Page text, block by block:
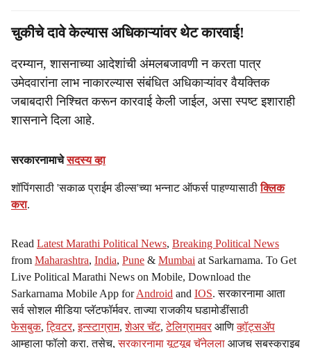
चुकीचे दावे केल्यास अधिकाऱ्यांवर थेट कारवाई!
दरम्यान, शासनाच्या आदेशांची अंमलबजावणी न करता पात्र
उमेदवारांना लाभ नाकारल्यास संबंधित अधिकाऱ्यांवर वैयक्तिक
जबाबदारी निश्चित करून कारवाई केली जाईल, असा स्पष्ट इशाराही
शासनाने दिला आहे.
सरकारनामाचेसदस्य व्हा
शॉपिंगसाठी 'सकाळ प्राईम डील्स'च्या भन्नाट ऑफर्स पाहण्यासाठीक्लिक
करा.
Read Latest Marathi Political News, Breaking Political News
from Maharashtra, India, Pune & Mumbai at Sarkarnama. To Get
Live Political Marathi News on Mobile, Download the
Sarkarnama Mobile App forAndroid and IOS. सरकारनामा आता
सर्व सोशल मीडिया प्लॅटफॉर्मवर. ताज्या राजकीय घडामोडींसाठी
फेसबुक,ट्विटर,इन्स्टाग्राम,शेअर चॅट,टेलिग्रामवर आणिव्हॉट्सॲप
आम्हाला फॉलो करा. तसेच,सरकारनामा यूट्यूब चॅनेलला आजच सबस्क्राइब